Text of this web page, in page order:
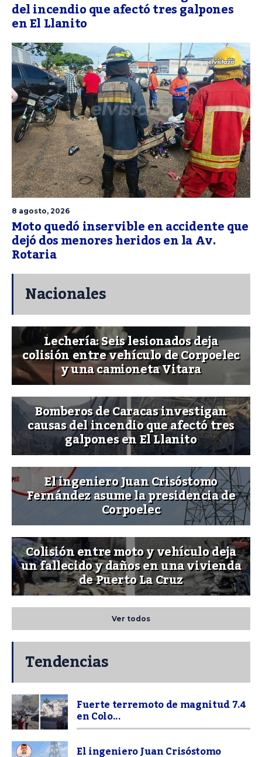
del incendio que afectó tres galpones
en El Llanito
8 agosto, 2026
Moto quedó inservible en accidente que
dejó dos menores heridos en la Av.
Rotaria
Nacionales
Lechería: Seis lesionados deja
colisión entre vehículo de Corpoelec
y una camioneta Vitara
Bomberos de Caracas investigan
causas del incendio que afectó tres
galpones en El Llanito
El ingeniero Juan Crisóstomo
Fernández asume la presidencia de
Corpoelec
Colisión entre moto y vehículo deja
un fallecido y daños en una vivienda
de Puerto La Cruz
Ver todos
Tendencias
Fuerte terremoto de magnitud 7.4
en Colo...
El ingeniero Juan Crisóstomo